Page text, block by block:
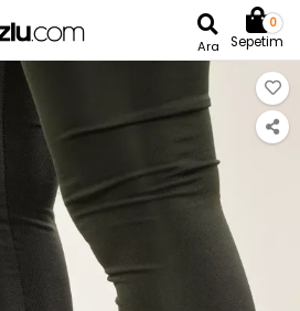
Ara
0
Sepetim